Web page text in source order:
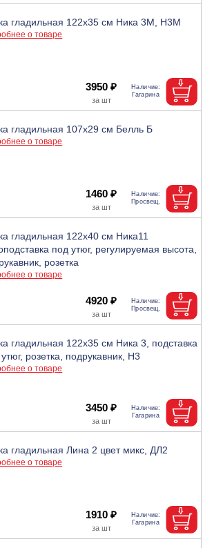
гладильная 122х35 см Ника 3М, Н3М
о товаре
3950 ₽
гладильная 107х29 см Белль Б
о товаре
1460 ₽
гладильная 122х40 см Ника11
под утюг, регулируемая высота,
розетка
о товаре
4920 ₽
гладильная 122х35 см Ника 3, подставка
розетка, подрукавник, Н3
о товаре
3450 ₽
гладильная Лина 2 цвет микс, ДЛ2
о товаре
1910 ₽